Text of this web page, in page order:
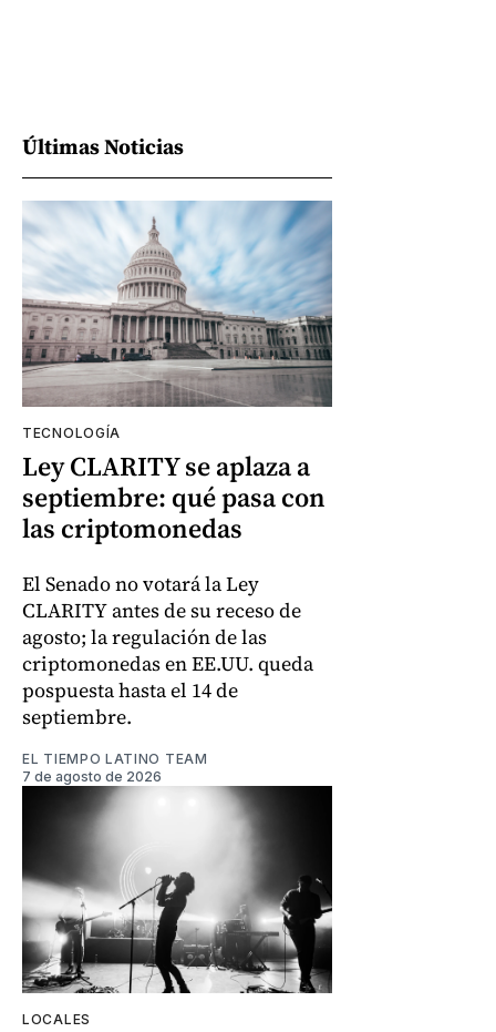
Últimas Noticias
TECNOLOGÍA
Ley CLARITY se aplaza a
septiembre: qué pasa con
las criptomonedas
El Senado no votará la Ley
CLARITY antes de su receso de
agosto; la regulación de las
criptomonedas en EE.UU. queda
pospuesta hasta el 14 de
septiembre.
EL TIEMPO LATINO TEAM
7 de agosto de 2026
LOCALES